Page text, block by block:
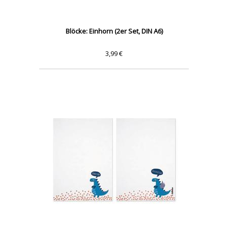
Blöcke: Einhorn (2er Set, DIN A6)
3,99 €